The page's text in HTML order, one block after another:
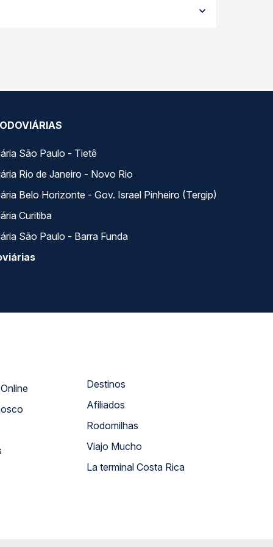
oferta para o seu roteiro.
São Paulo - Tietê
Rio de Janeiro - Novo Rio
Belo Horizonte - Gov. Israel Pinheiro (Tergip)
Curitiba
São Paulo - Barra Funda
Atendimento Online
Destinos
Afiliados
Rodomilhas
Viajo Mucho
La terminal Costa Rica